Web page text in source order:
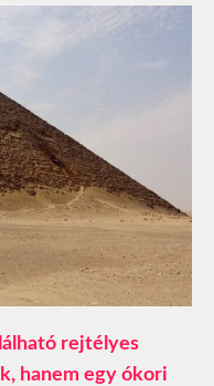
rejtélyes
hanem egy ókori